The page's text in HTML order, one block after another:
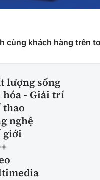
cùng khách hàng trên
lượng sống
hóa - Giải trí
thao
nghệ
giới